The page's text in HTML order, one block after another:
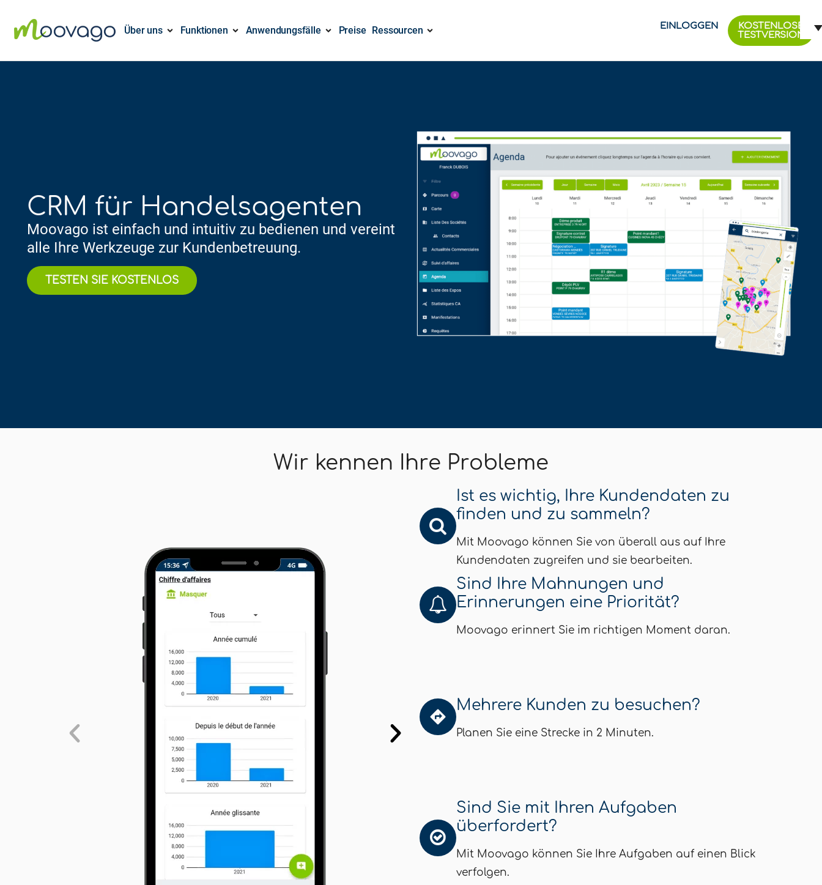
Über uns Funktionen Anwendungsfälle Preise Ressourcen EINLOGGEN
KOSTENLOSE
TESTVERSION
CRM für Handelsagenten
Moovago ist einfach und intuitiv zu bedienen und vereint
alle Ihre Werkzeuge zur Kundenbetreuung.
TESTEN SIE KOSTENLOS
Wir kennen Ihre Probleme
Ist es wichtig, Ihre Kundendaten zu
finden und zu sammeln?
Mit Moovago können Sie von überall aus auf Ihre
Kundendaten zugreifen und sie bearbeiten.
Sind Ihre Mahnungen und
Erinnerungen eine Priorität?
Moovago erinnert Sie im richtigen Moment daran.
Mehrere Kunden zu besuchen?
Planen Sie eine Strecke in 2 Minuten.
Sind Sie mit Ihren Aufgaben
überfordert?
Mit Moovago können Sie Ihre Aufgaben auf einen Blick
verfolgen.